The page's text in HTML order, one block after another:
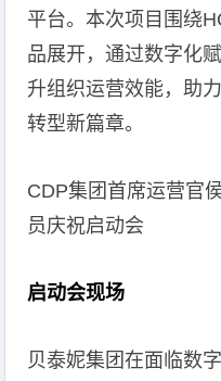
平台。本次项目围绕
品展开，通过数字化
升组织运营效能，助
转型新篇章。
CDP集团首席运营官
员庆祝启动会
启动会现场
贝泰妮集团在面临数